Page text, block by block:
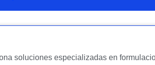
soluciones especializadas en